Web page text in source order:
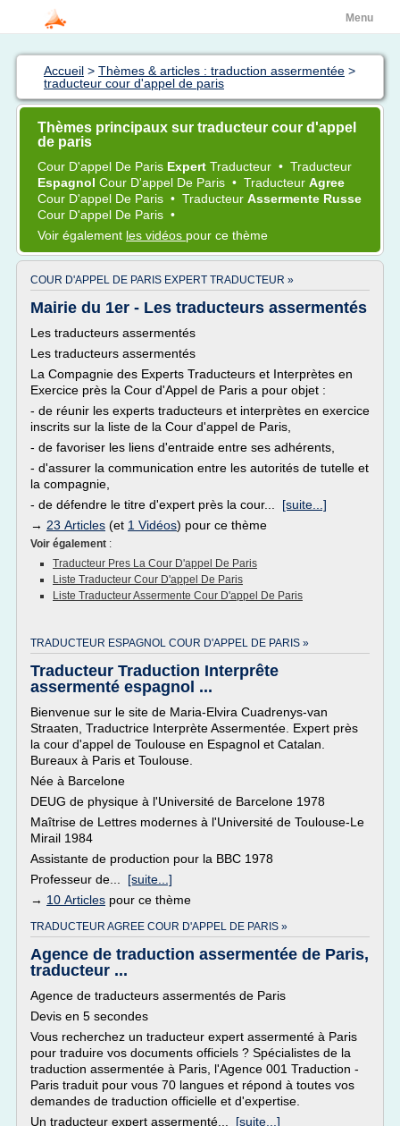
Menu
Accueil > Thèmes & articles : traduction assermentée >
traducteur cour d'appel de paris
Thèmes principaux sur traducteur cour d'appel
de paris
Cour D'appel De Paris Expert Traducteur • Traducteur
Espagnol Cour D'appel De Paris • Traducteur Agree
Cour D'appel De Paris • Traducteur Assermente Russe
Cour D'appel De Paris •
Voir également les vidéos pour ce thème
COUR D'APPEL DE PARIS EXPERT TRADUCTEUR »
Mairie du 1er - Les traducteurs assermentés
Les traducteurs assermentés
Les traducteurs assermentés
La Compagnie des Experts Traducteurs et Interprètes en
Exercice près la Cour d'Appel de Paris a pour objet :
- de réunir les experts traducteurs et interprètes en exercice
inscrits sur la liste de la Cour d'appel de Paris,
- de favoriser les liens d'entraide entre ses adhérents,
- d'assurer la communication entre les autorités de tutelle et
la compagnie,
- de défendre le titre d'expert près la cour... [suite...]
→ 23 Articles (et 1 Vidéos) pour ce thème
Voir également :
Traducteur Pres La Cour D'appel De Paris
Liste Traducteur Cour D'appel De Paris
Liste Traducteur Assermente Cour D'appel De Paris
TRADUCTEUR ESPAGNOL COUR D'APPEL DE PARIS »
Traducteur Traduction Interprête
assermenté espagnol ...
Bienvenue sur le site de Maria-Elvira Cuadrenys-van
Straaten, Traductrice Interprète Assermentée. Expert près
la cour d'appel de Toulouse en Espagnol et Catalan.
Bureaux à Paris et Toulouse.
Née à Barcelone
DEUG de physique à l'Université de Barcelone 1978
Maîtrise de Lettres modernes à l'Université de Toulouse-Le
Mirail 1984
Assistante de production pour la BBC 1978
Professeur de... [suite...]
→ 10 Articles pour ce thème
TRADUCTEUR AGREE COUR D'APPEL DE PARIS »
Agence de traduction assermentée de Paris,
traducteur ...
Agence de traducteurs assermentés de Paris
Devis en 5 secondes
Vous recherchez un traducteur expert assermenté à Paris
pour traduire vos documents officiels ? Spécialistes de la
traduction assermentée à Paris, l'Agence 001 Traduction -
Paris traduit pour vous 70 langues et répond à toutes vos
demandes de traduction officielle et d'expertise.
Un traducteur expert assermenté... [suite...]